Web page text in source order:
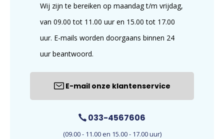
Wij zijn te bereiken op maandag t/m vrijdag,
van 09.00 tot 11.00 uur en 15.00 tot 17.00
uur. E-mails worden doorgaans binnen 24
uur beantwoord.
E-mail onze klantenservice
033-4567606
(09.00 - 11.00 en 15.00 - 17.00 uur)